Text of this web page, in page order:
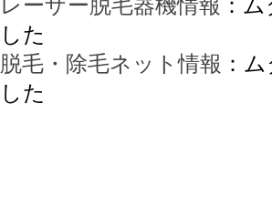
レーザー脱毛器機情報 ：
した
脱毛・除毛ネット情報 ：
した